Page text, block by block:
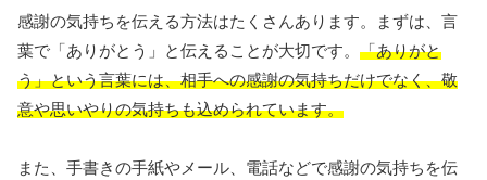
感謝の気持ちを伝える方法はたくさんあります。まずは、言
葉で「ありがとう」と伝えることが大切です。 「ありがと
う」という言葉には、相手への感謝の気持ちだけでなく、敬
意や思いやりの気持ちも込められています。
また、手書きの手紙やメール、電話などで感謝の気持ちを伝